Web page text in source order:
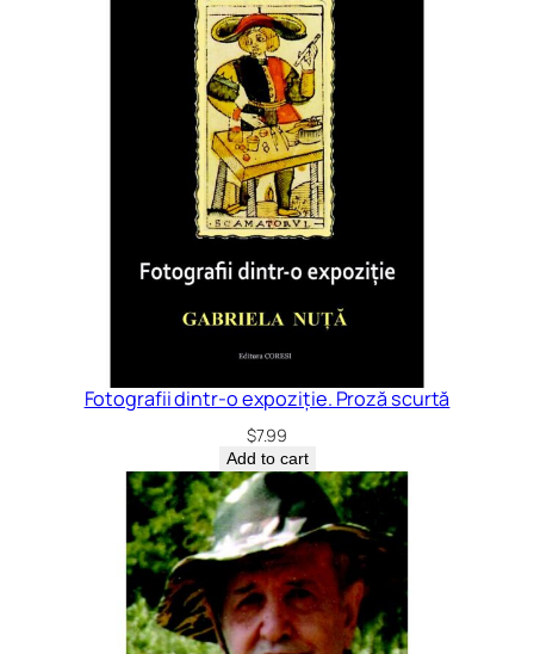
Fotografii dintr-o expoziție. Proză scurtă
$7.99
Add to cart